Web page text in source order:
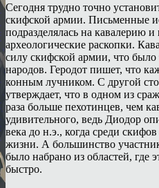
Сегодня трудно точно
скифской армии. Письменные
подразделялась на кавалерию
археологические раскопки.
силу скифской армии, что
народов. Геродот пишет, что
конным лучником. С другой
утверждает, что в одном из
раза больше пехотинцев, чем
удивительного, ведь Диодор
века до н.э., когда среди
жизни. А большинство
было набрано из областей, где
быстро.